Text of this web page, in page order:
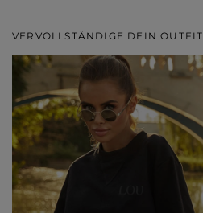
VERVOLLSTÄNDIGE DEIN OUTFIT